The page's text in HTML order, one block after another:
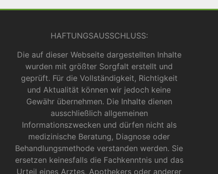
HAFTUNGSAUSSCHLUSS:
Die auf dieser Webseite dargestellten Inhalte
wurden mit größter Sorgfalt erstellt und
geprüft. Für die Vollständigkeit, Richtigkeit
und Aktualität können wir jedoch keine
Gewähr übernehmen. Die Inhalte dienen
ausschließlich allgemeinen
Informationszwecken und dürfen nicht als
medizinische Beratung, Diagnose oder
Behandlungsmethode verstanden werden. Sie
ersetzen keinesfalls die Fachkenntnis und das
Urteil eines Arztes, Apothekers oder anderer